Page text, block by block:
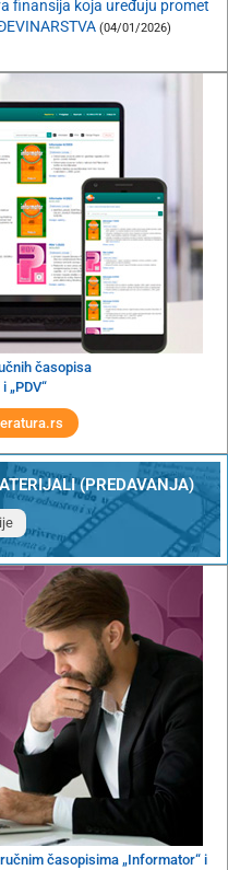
finansija koja uređuju promet
(04/01/2026)
časopisa
„PDV“
(PREDAVANJA)
časopisima „Informator“ i